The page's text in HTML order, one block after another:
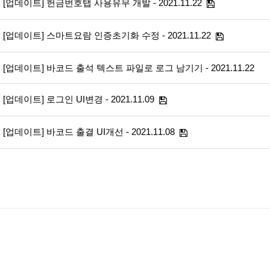
[업데이트] 헌금번호탭 사용유무 개발 - 2021.11.22
[업데이트] 스마트요람 인증초기화 수정 - 2021.11.22
[업데이트] 바코드 출석 텍스트 파일로 로그 남기기 - 2021.11.22
[업데이트] 로그인 UI변경 - 2021.11.09
[업데이트] 바코드 출결 UI개선 - 2021.11.08